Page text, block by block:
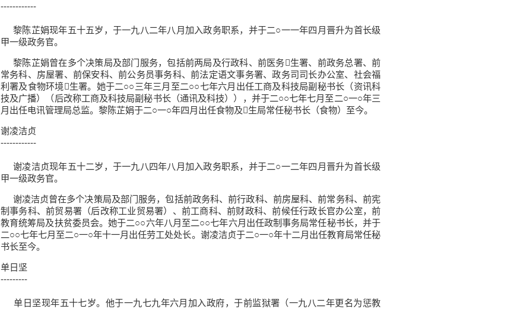
------------
黎陈芷娟现年五十五岁，于一九八二年八月加入政务职系，并于二○一一年四月晋升为首长级
甲一级政务官。
黎陈芷娟曾在多个决策局及部门服务，包括前两局及行政科、前医务生署、前政务总署、前
常务科、房屋署、前保安科、前公务员事务科、前法定语文事务署、政务司司长办公室、社会福
利署及食物环境生署。她于二○○三年三月至二○○七年六月出任工商及科技局副秘书长（资讯科
技及广播）（后改称工商及科技局副秘书长（通讯及科技）），并于二○○七年七月至二○一○年三
月出任电讯管理局总监。黎陈芷娟于二○一○年四月出任食物及生局常任秘书长（食物）至今。
谢凌洁贞
------------
谢凌洁贞现年五十二岁，于一九八四年八月加入政务职系，并于二○一二年四月晋升为首长级
甲一级政务官。
谢凌洁贞曾在多个决策局及部门服务，包括前政务科、前行政科、前房屋科、前常务科、前宪
制事务科、前贸易署（后改称工业贸易署）、前工商科、前财政科、前候任行政长官办公室，前
教育统筹局及扶贫委员会。她于二○○六年八月至二○○七年六月出任政制事务局常任秘书长，并于
二○○七年七月至二○一○年十一月出任劳工处处长。谢凌洁贞于二○一○年十二月出任教育局常任秘
书长至今。
单日坚
---------
单日坚现年五十七岁。他于一九七九年六月加入政府，于前监狱署（一九八二年更名为惩教